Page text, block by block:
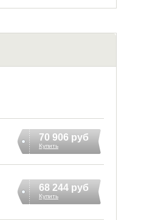
70 906 руб
Купить
68 244 руб
Купить